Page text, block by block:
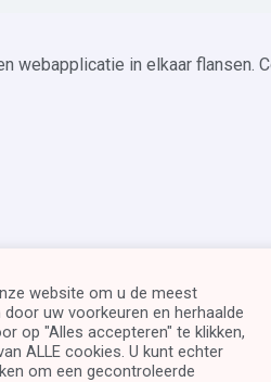
webapplicatie in elkaar flansen.
website om u de meest
uw voorkeuren en herhaalde
op "Alles accepteren" te klikken,
ALLE cookies. U kunt echter
om een ​​gecontroleerde